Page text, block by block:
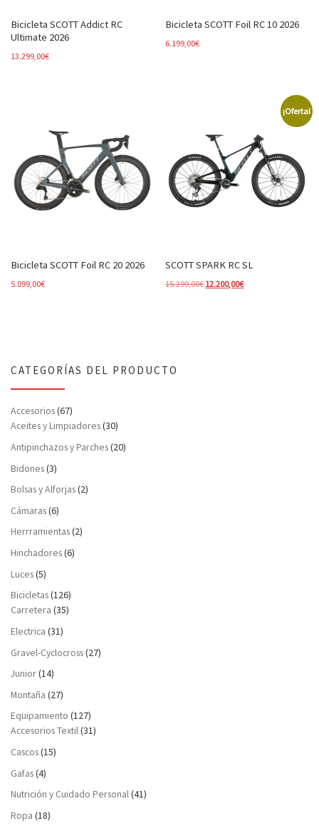
Bicicleta SCOTT Addict RC
Ultimate 2026
13.299,00€
Bicicleta SCOTT Foil RC 10 2026
6.199,00€
Bicicleta SCOTT Foil RC 20 2026
5.099,00€
¡Oferta!
SCOTT SPARK RC SL
15.299,00€El precio original era:
12.200,00€El precio actual es:
CATEGORÍAS DEL PRODUCTO
Accesorios(67)
Aceites y Limpiadores(30)
Antipinchazos y Parches(20)
Bidones(3)
Bolsas y Alforjas(2)
Cámaras(6)
Herrramientas(2)
Hinchadores(6)
Luces(5)
Bicicletas(126)
Carretera (35)
Electrica (31)
Gravel-Cyclocross(27)
Junior(14)
Montaña (27)
Equipamiento (127)
Accesorios Textil(31)
Cascos(15)
Gafas(4)
Nutrición y Cuidado Personal(41)
Ropa (18)